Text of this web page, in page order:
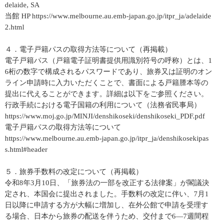
delaide, SA
当館 HP https://www.melbourne.au.emb-japan.go.jp/itpr_ja/adelaide
2.html
４．電子戸籍パスの取得方法等について（再掲載）
電子戸籍パス（戸籍電子証明書提供用識別符号の呼称）とは、1
6桁の数字で構成されるパスワードであり、旅券又は証明のオン
ライン申請時に入力いただくことで、書面による戸籍謄本等の
提出に代えることができます。詳細は以下をご参照ください。
行政手続における電子国籍の利用について（法務省民事局）
https://www.moj.go.jp/MINJI/denshikoseki/denshikoseki_PDF.pdf
電子戸籍パスの取得方法等について
https://www.melbourne.au.emb-japan.go.jp/itpr_ja/denshikosekipas
s.html#header
５．旅券手数料の改定について（再掲載）
令和8年3月10日、「旅券法の一部を改正する法律案」が閣議決
定され、本国会に提出されました。手数料の改定に伴い、7月1
日以降に申請する方が大幅に増加し、在外公館で申請を受理す
る場合、日本から旅券の配送を伴うため、交付まで6―7週間程